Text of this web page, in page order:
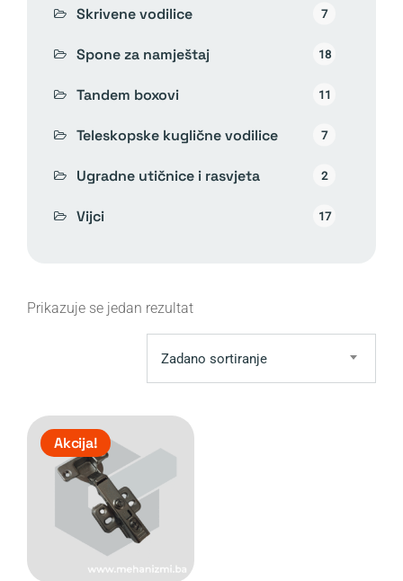
Skrivene vodilice 7
Spone za namještaj 18
Tandem boxovi 11
Teleskopske kuglične vodilice 7
Ugradne utičnice i rasvjeta 2
Vijci 17
Prikazuje se jedan rezultat
Zadano sortiranje
Akcija!